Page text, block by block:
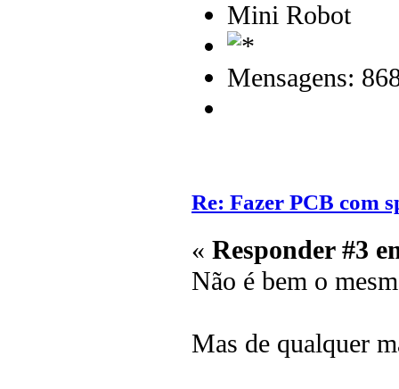
Mini Robot
Mensagens:
Re: Fazer PCB com
« Responder #3
Não é bem o
Mas de qualquer